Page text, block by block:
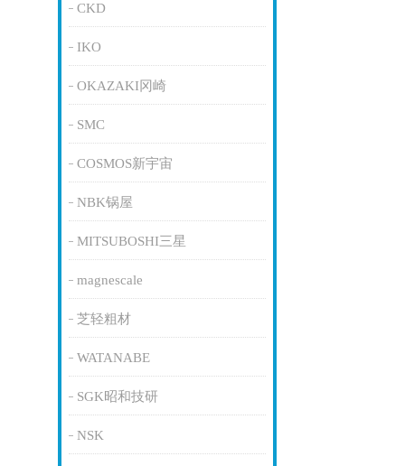
CKD
IKO
OKAZAKI冈崎
SMC
COSMOS新宇宙
NBK锅屋
MITSUBOSHI三星
magnescale
芝轻粗材
WATANABE
SGK昭和技研
NSK